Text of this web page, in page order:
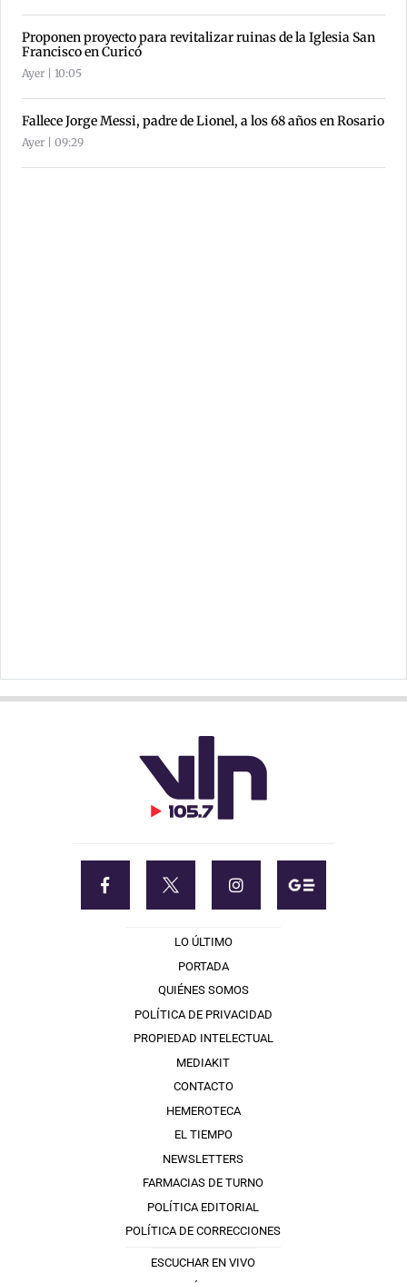
Proponen proyecto para revitalizar ruinas de la Iglesia San
Francisco en Curicó
Ayer | 10:05
Fallece Jorge Messi, padre de Lionel, a los 68 años en Rosario
Ayer | 09:29
LO ÚLTIMO
PORTADA
QUIÉNES SOMOS
POLÍTICA DE PRIVACIDAD
PROPIEDAD INTELECTUAL
MEDIAKIT
CONTACTO
HEMEROTECA
EL TIEMPO
NEWSLETTERS
FARMACIAS DE TURNO
POLÍTICA EDITORIAL
POLÍTICA DE CORRECCIONES
ESCUCHAR EN VIVO